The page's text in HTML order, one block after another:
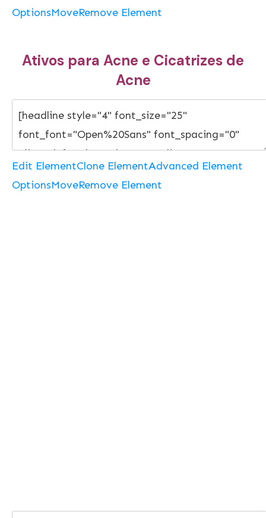
OptionsMoveRemove Element
Ativos para Acne e Cicatrizes de
Acne
Edit ElementClone ElementAdvanced Element
OptionsMoveRemove Element